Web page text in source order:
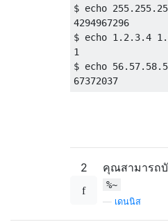
$ echo
4294967296
$ echo 1.2.3.4
1
$ echo
2 คุณสามารถ
%~
เดนนิส